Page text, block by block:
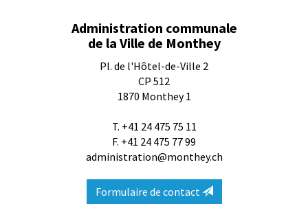
Administration communale
de la Ville de Monthey
Pl. de l'Hôtel-de-Ville 2
CP 512
1870 Monthey 1
T. +41 24 475 75 11
F. +41 24 475 77 99
administration@monthey.ch
Formulaire de contact